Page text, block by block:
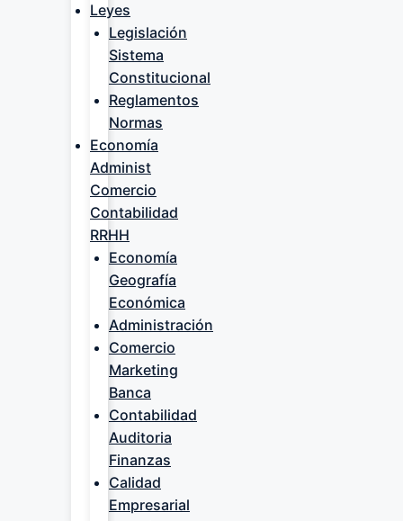
Leyes
Legislación
Sistema
Constitucional
Reglamentos
Normas
Economía
Administ
Comercio
Contabilidad
RRHH
Economía
Geografía
Económica
Administración
Comercio
Marketing
Banca
Contabilidad
Auditoria
Finanzas
Calidad
Empresarial